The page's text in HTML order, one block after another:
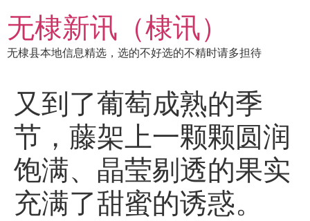
到
内
容
无棣新讯（棣讯）
无棣县本地信息精选，选的不好选的不精时请多担待
又到了葡萄成熟的季
节，藤架上一颗颗圆润
饱满、晶莹剔透的果实
充满了甜蜜的诱惑。